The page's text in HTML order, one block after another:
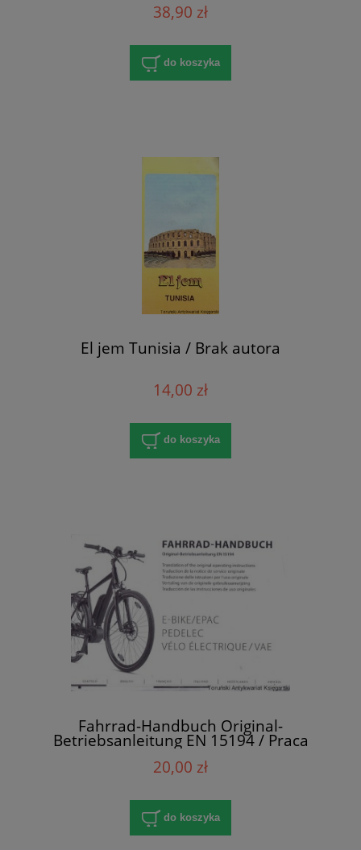
38,90 zł
do koszyka
El jem Tunisia / Brak autora
14,00 zł
do koszyka
Fahrrad-Handbuch Original-
Betriebsanleitung EN 15194 / Praca
zbiorowa
20,00 zł
do koszyka